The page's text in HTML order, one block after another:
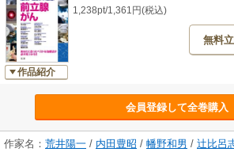
作品紹介
1,238pt/1,361円(税込)
無料
会員登録して全巻購入
作家名： 荒井陽一 / 内田豊昭 / 幡野和男 / 辻比呂